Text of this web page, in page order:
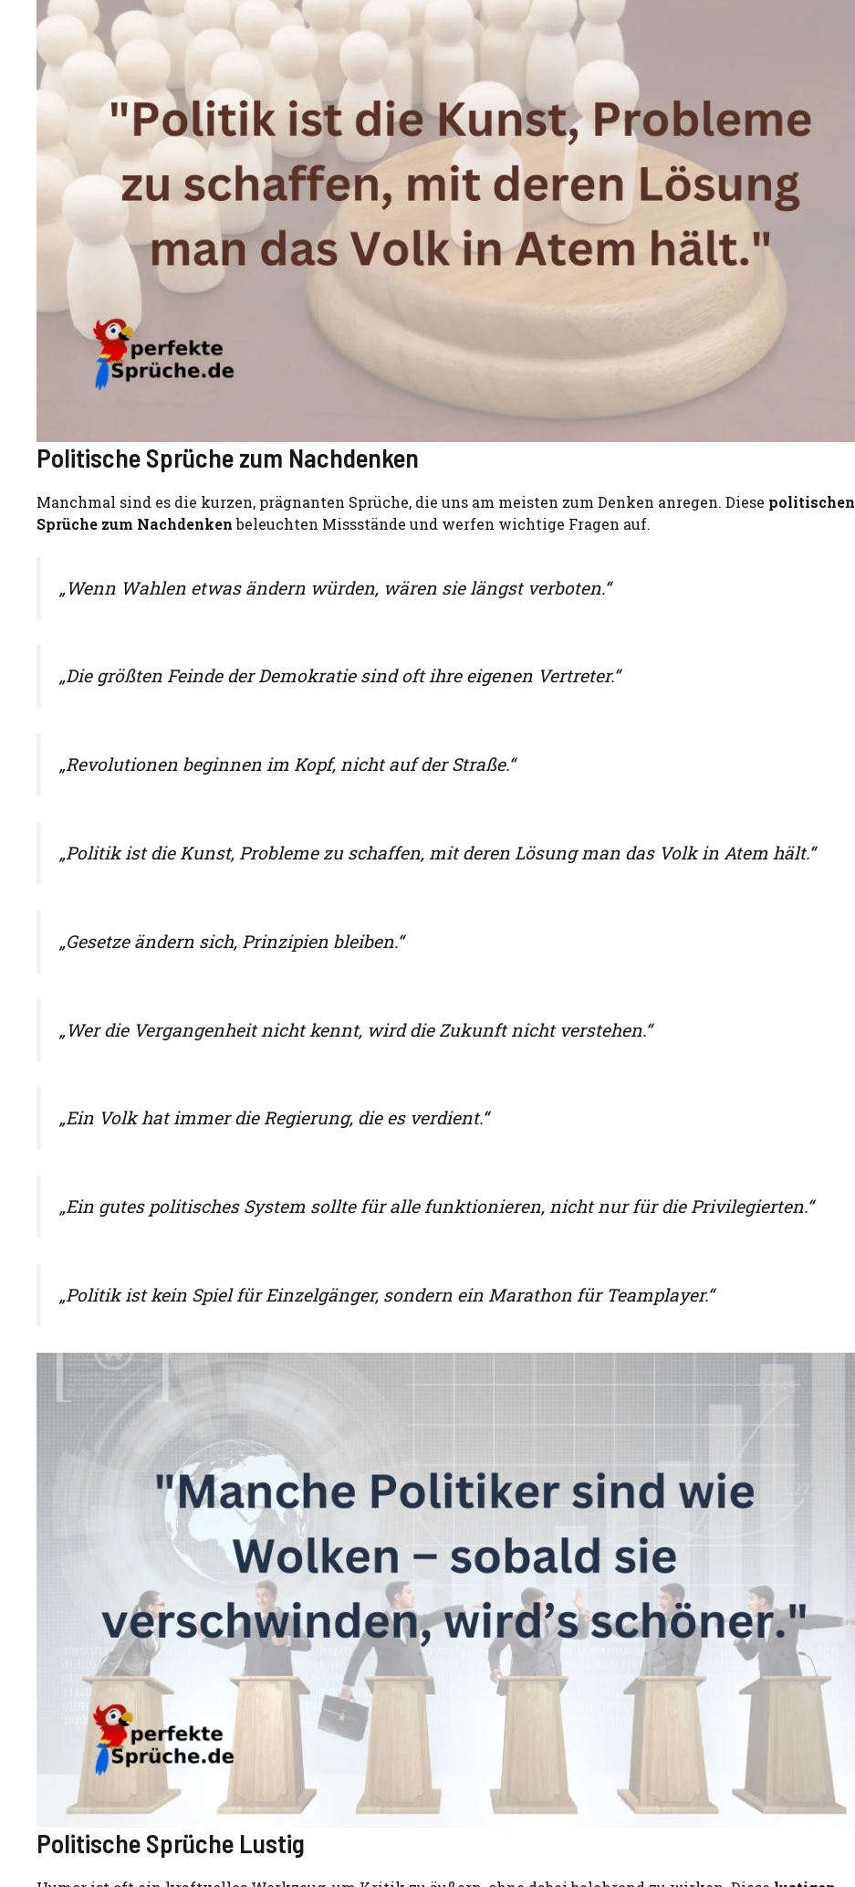
Politische Sprüche zum Nachdenken
Manchmal sind es die kurzen, prägnanten Sprüche, die uns am meisten zum Denken anregen. Diese politischen
Sprüche zum Nachdenkenbeleuchten Missstände und werfen wichtige Fragen auf.
„Wenn Wahlen etwas ändern würden, wären sie längst verboten.“
„Die größten Feinde der Demokratie sind oft ihre eigenen Vertreter.“
„Revolutionen beginnen im Kopf, nicht auf der Straße.“
„Politik ist die Kunst, Probleme zu schaffen, mit deren Lösung man das Volk in Atem hält.“
„Gesetze ändern sich, Prinzipien bleiben.“
„Wer die Vergangenheit nicht kennt, wird die Zukunft nicht verstehen.“
„Ein Volk hat immer die Regierung, die es verdient.“
„Ein gutes politisches System sollte für alle funktionieren, nicht nur für die Privilegierten.“
„Politik ist kein Spiel für Einzelgänger, sondern ein Marathon für Teamplayer.“
Politische Sprüche Lustig